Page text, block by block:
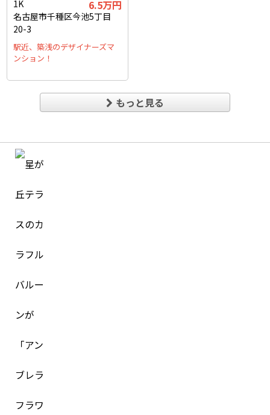
1K 6.5万円
名古屋市千種区今池5丁目
20-3
駅近、築浅のデザイナーズマ
ンション！
もっと見る